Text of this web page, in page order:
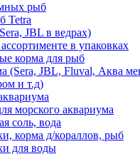
рыб
Tetra
JBL в ведрах)
в упаковках
корма для рыб
(Sera, JBL, Fluval, Аква
и т.д)
морского аквариума
соль, вода
корма д/кораллов, рыб
для воды